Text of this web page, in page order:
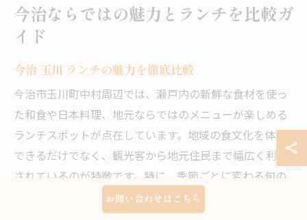
今治ならではの魅力とランチを比較ガ
イド
今治 玉川 ランチの魅力を徹底比較
今治市玉川町中村周辺では、瀬戸内の新鮮な食材を使っ
た和食や日本料理、地元ならではのメニューが楽しめる
ランチスポットが点在しています。地域の食文化を体験
できるだけでなく、観光客から地元住民まで幅広く利用
されているのが特徴です。特に、季節ごとに変わる旬の
食材や、手作り感のある料理が人気を集めています。
お問い合わせはこちら